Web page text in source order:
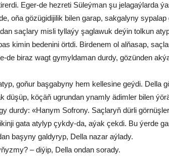
Eger-de hez­re­ti Sü­leý­man şu je­la­gaý­lar­da
oňa gö­zü­gi­di­ji­lik bi­len ga­rap, sak­ga­ly­ny sy­pa­lap
saç­la­ry mis­li tyl­la­ýy şag­la­wuk de­ýin tol­kun
ki­min be­de­ni­ni ört­di. Bir­de­nem ol al­ňa­sap,
de bi­raz wagt gy­myl­da­man dur­dy, gö­zün­den
go­ňur baş­ga­by­ny hem kel­le­si­ne geý­di. Del­la
dü­şüp, kö­çäň ug­run­dan ynam­ly ädim­ler bi­len
dur­dy: «Ha­nym Sof­ro­ny. Saç­la­ryň dür­li
ga­ta aty­lyp çyk­dy-da, aýak çek­di. Bu ýer­de
ba­şy­ny gal­dy­ryp, Del­la na­zar aý­la­dy.
– di­ýip, Del­la on­dan so­ra­dy.